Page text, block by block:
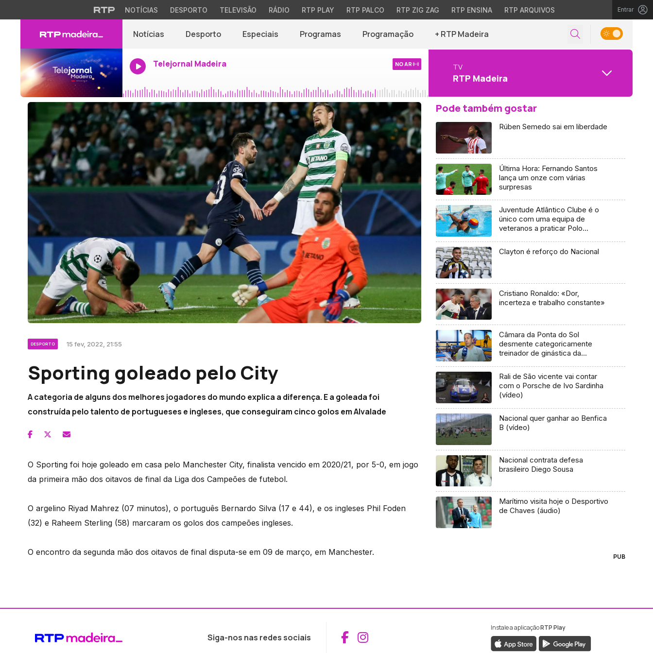
NOTÍCIAS DESPORTO TELEVISÃO RÁDIO RTP PLAY RTP PALCO RTP ZIG ZAG RTP ENSINA RTP ARQUIVOS Entrar
Notícias Desporto Especiais Programas Programação + RTP Madeira
Telejornal Madeira NO AR TV
RTP Madeira
DESPORTO 15 fev, 2022, 21:55
Sporting goleado pelo City
A categoria de alguns dos melhores jogadores do mundo explica a diferença. E a goleada foi
construída pelo talento de portugueses e ingleses, que conseguiram cinco golos em Alvalade
O Sporting foi hoje goleado em casa pelo Manchester City, finalista vencido em 2020/21, por 5-0, em jogo
da primeira mão dos oitavos de final da Liga dos Campeões de futebol.
O argelino Riyad Mahrez (07 minutos), o português Bernardo Silva (17 e 44), e os ingleses Phil Foden
(32) e Raheem Sterling (58) marcaram os golos dos campeões ingleses.
O encontro da segunda mão dos oitavos de final disputa-se em 09 de março, em Manchester.
Pode também gostar
Rúben Semedo sai em liberdade
Última Hora: Fernando Santos
lança um onze com várias
surpresas
Juventude Atlântico Clube é o
único com uma equipa de
veteranos a praticar Polo
Clayton é reforço do Nacional
Cristiano Ronaldo: «Dor,
incerteza e trabalho constante»
Câmara da Ponta do Sol
desmente categoricamente
treinador de ginástica da
Rali de São vicente vai contar
com o Porsche de Ivo Sardinha
(vídeo)
Nacional quer ganhar ao Benfica
B (vídeo)
Nacional contrata defesa
brasileiro Diego Sousa
Marítimo visita hoje o Desportivo
de Chaves (áudio)
PUB
Siga-nos nas redes sociais Aceder ao Facebook da RTP Madeira
Aceder ao Instagram da RTP Madeira
Instale a aplicaçãoRTP Play